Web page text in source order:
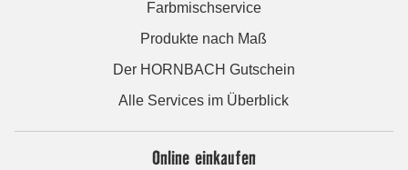
Farbmischservice
Produkte nach Maß
Der HORNBACH Gutschein
Alle Services im Überblick
Online einkaufen